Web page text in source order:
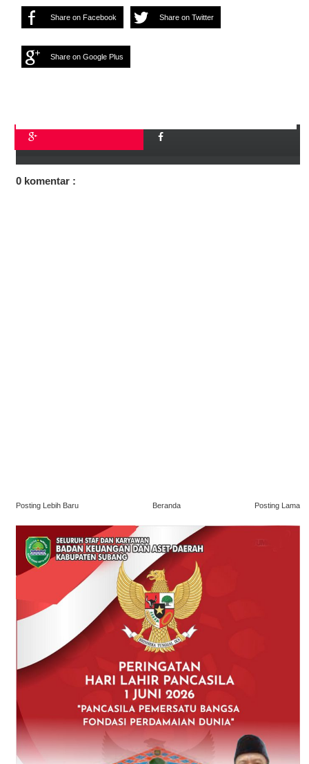
Share on Facebook Share on Twitter
Share on Google Plus
0 komentar :
Posting Lebih Baru Posting Lama
Beranda